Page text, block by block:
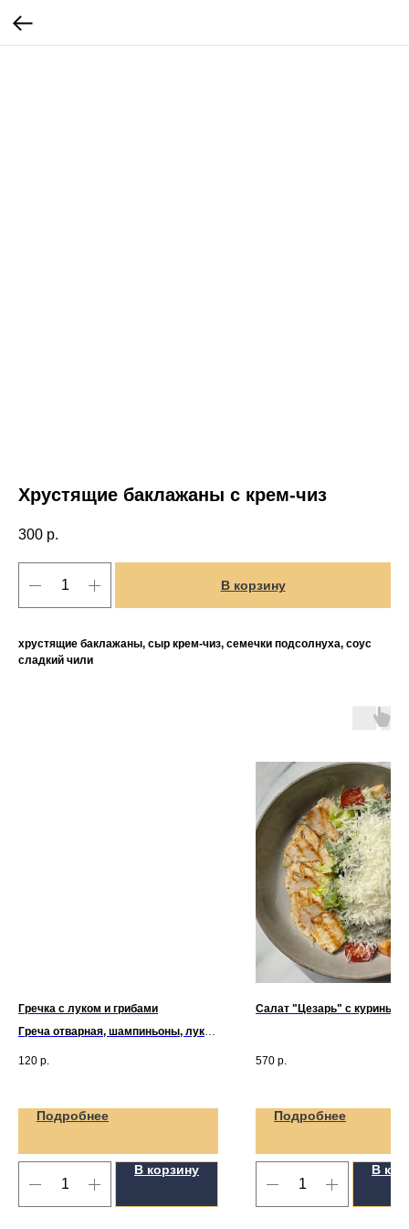
Хрустящие баклажаны с крем-чиз
300 р.
В корзину
хрустящие баклажаны, сыр крем-чиз, семечки подсолнуха, соус
сладкий чили
Гречка с луком и грибами
Греча отварная, шампиньоны, лук
120 р.
Подробнее
В корзину
Салат "Цезарь" с куриным
570 р.
Подробнее
В